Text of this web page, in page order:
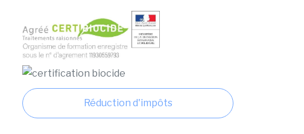
Réduction d'impôts